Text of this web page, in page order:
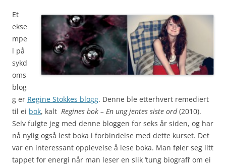
Et
ekse
mpe
l på
sykd
oms
blog
g er Regine Stokkes blogg. Denne ble etterhvert remediert
til ei bok, kalt Regines bok – En ung jentes siste ord(2010).
Selv fulgte jeg med denne bloggen for seks år siden, og har
nå nylig også lest boka i forbindelse med dette kurset. Det
var en interessant opplevelse å lese boka. Man føler seg litt
tappet for energi når man leser en slik ‘tung biografi’ om ei